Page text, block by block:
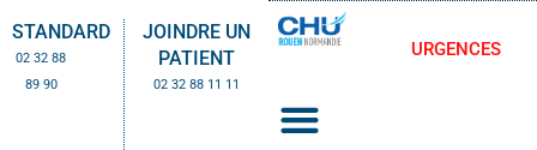
STANDARD
02 32 88
89 90
JOINDRE UN
PATIENT
02 32 88 11 11
URGENCES